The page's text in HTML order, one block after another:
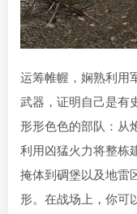
运筹帷幄，娴熟利用
武器，证明自己是有
形形色色的部队：从
利用凶猛火力将整栋
掩体到碉堡以及地雷
形。在战场上，你可